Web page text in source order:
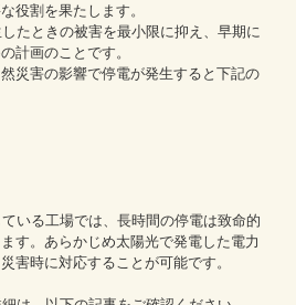
役割を果たします。
たときの被害を最小限に抑え、早期に
計画のことです。
災害の影響で停電が発生すると下記の
いる工場では、長時間の停電は致命的
す。あらかじめ太陽光で発電した電力
害時に対応することが可能です。